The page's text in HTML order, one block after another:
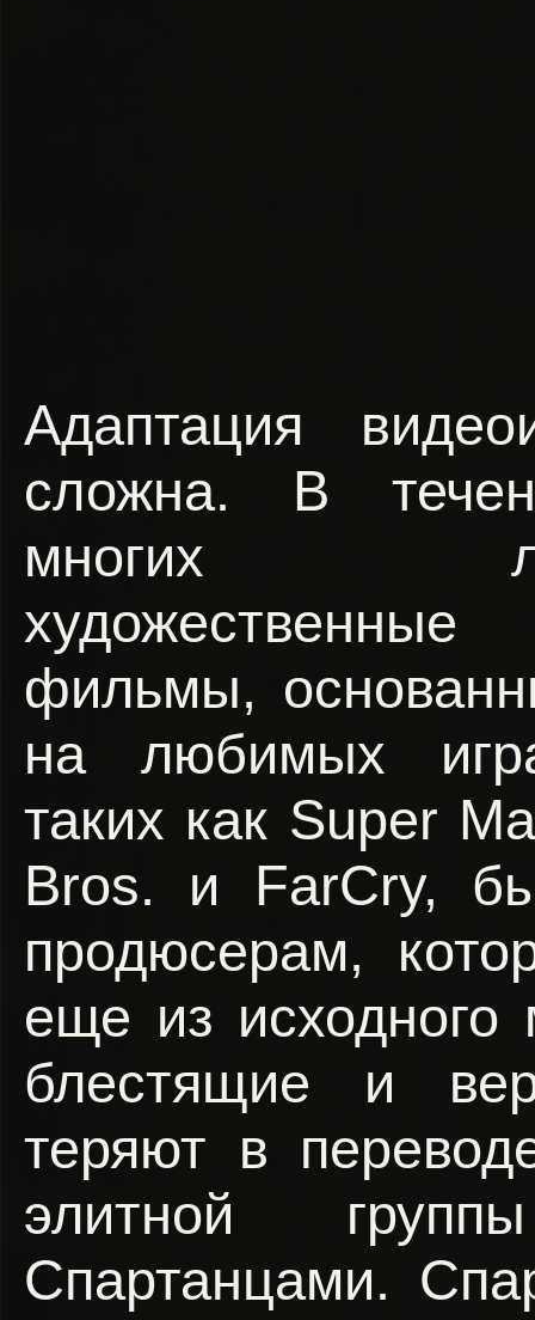
Адаптация
сложна. В
многих
художественные
фильмы,
на любимых
таких как Super
Bros. и FarCry,
продюсерам,
еще из исходного
блестящие и
теряют в
элитной
Спартанцами.